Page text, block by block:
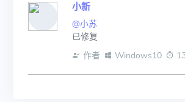
小新
@小苏
已修复
作者
Windows10